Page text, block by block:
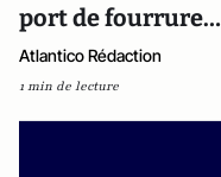
port de fourrure…
Atlantico Rédaction
1 min de lecture